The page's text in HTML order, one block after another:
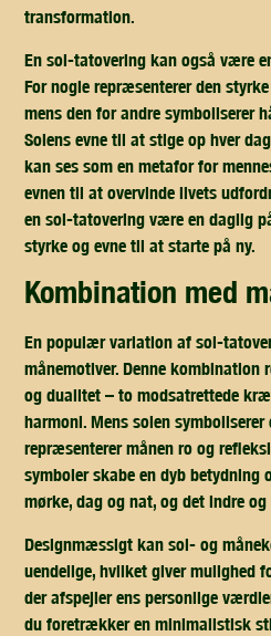
transformation.
En sol-tatovering kan også være
For nogle repræsenterer den
mens den for andre symboliserer
Solens evne til at stige op hver
kan ses som en metafor for
evnen til at overvinde livets
en sol-tatovering være en daglig
styrke og evne til at starte på ny.
kombination med
En populær variation af sol-
månemotiver. Denne kombination
og dualitet – to modsatrettede
harmoni. Mens solen
repræsenterer månen ro og
symboler skabe en dyb betydning
mørke, dag og nat, og det indre og
Designmæssigt kan sol- og
uendelige, hvilket giver mulighed
der afspejler ens personlige
du foretrækker en minimalistisk